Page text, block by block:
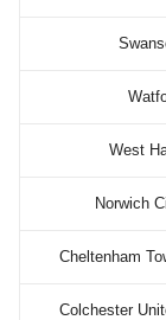
West
Norwich
Cheltenham
Colchester